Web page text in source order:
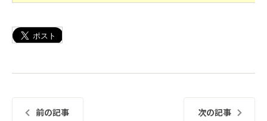
前の記事 次の記事